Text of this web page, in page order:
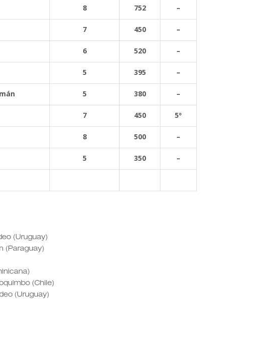
8 752 –
7 450 –
6 520 –
5 395 –
5 380 –
7 450 5º
8 500 –
5 350 –
(Uruguay)
(Paraguay)
(Chile)
(Uruguay)